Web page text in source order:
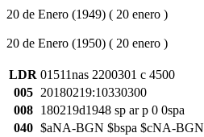
20 de Enero (1949) ( 20 enero )
20 de Enero (1950) ( 20 enero )
LDR 01511nas 2200301 c 4500
005
20180219:10330300
008
180219d1948 sp ar p 0 0spa
040 $aNA-BGN $bspa $cNA-BGN